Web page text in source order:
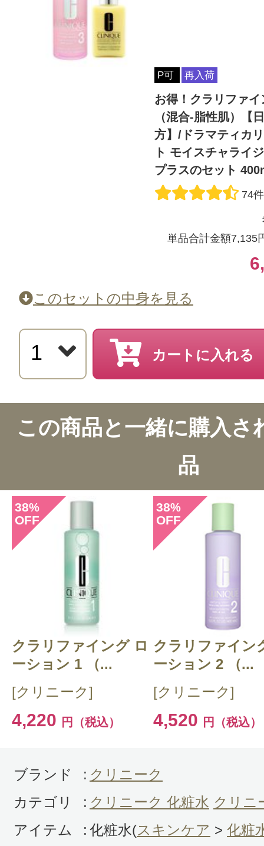
P可 再入荷
お得！クラリファ
（混合-脂性肌）【
方】/ドラマティカ
ト モイスチャライ
プラスのセット
74件
単品合計金額7,135
このセットの中身を見る
カートに入れる
この商品と一緒に購入さ
品
38%
OFF
クラリファイング ロ
ーション 1 （...
[クリニーク]
4,220 円（税込）
38%
OFF
クラリファイン
ーション 2 （...
[クリニーク]
4,520 円（税込）
ブランド : クリニーク
カテゴリ
: クリニーク 化粧水 クリニ
アイテム
: 化粧水(スキンケア > 化粧